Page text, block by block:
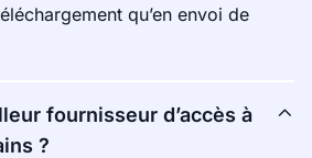
qu’en envoi de
fournisseur d’accès à
?